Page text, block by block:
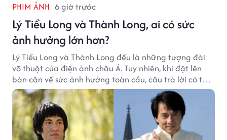
PHIM ẢNH 6 giờ trước
Lý Tiểu Long và Thành Long, ai có sức
ảnh hưởng lớn hơn?
Lý Tiểu Long và Thành Long đều là những tượng đài
võ thuật của điện ảnh châu Á. Tuy nhiên, khi đặt lên
bàn cân về sức ảnh hưởng toàn cầu, câu trả lời có thể
khiến nhiều khán giả bất ngờ.